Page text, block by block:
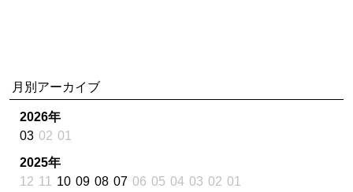
月別アーカイブ
2026年
03 02 01
2025年
12 11 10 09 08 07 06 05 04 03 02 01